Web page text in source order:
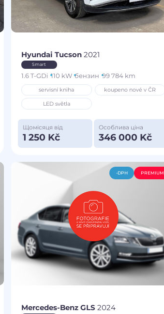
Hyundai Tucson 2021
Smart
1.6 T-GDi 110 kW бензин 99 784 km
servisní kniha koupeno nové v ČR
LED světla
Щомісяця від
1 250 Kč
Особлива ціна
346 000 Kč
-DPH PREMIUM
Mercedes-Benz GLS 2024